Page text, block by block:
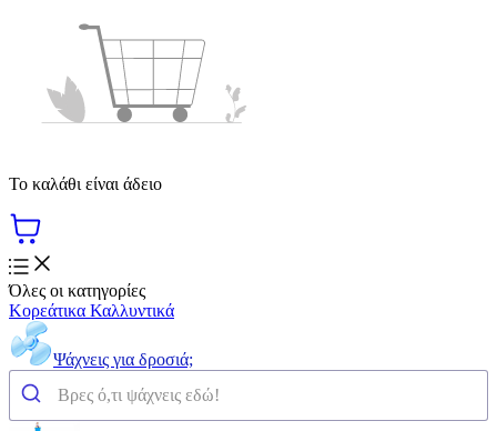
Το καλάθι είναι άδειο
Όλες οι κατηγορίες
Κορεάτικα Καλλυντικά
Ψάχνεις για δροσιά;